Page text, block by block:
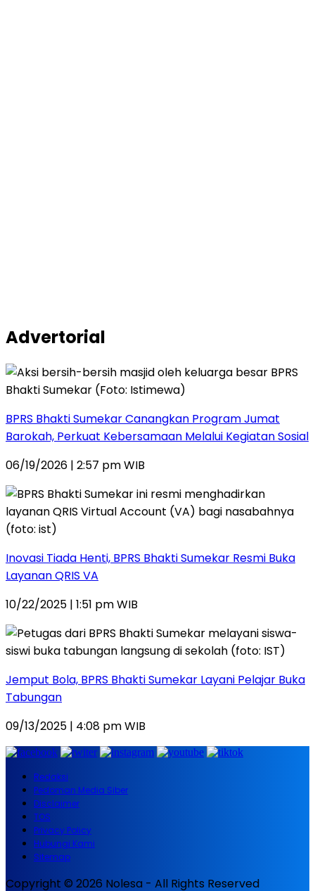
Advertorial
BPRS Bhakti Sumekar Canangkan Program Jumat
Barokah, Perkuat Kebersamaan Melalui Kegiatan Sosial
06/19/2026 | 2:57 pm WIB
Inovasi Tiada Henti, BPRS Bhakti Sumekar Resmi Buka
Layanan QRIS VA
10/22/2025 | 1:51 pm WIB
Jemput Bola, BPRS Bhakti Sumekar Layani Pelajar Buka
Tabungan
09/13/2025 | 4:08 pm WIB
Redaksi
Pedoman Media Siber
Disclaimer
TOS
Privacy Policy
Hubungi Kami
Sitemap
Copyright © 2026 Nolesa - All Rights Reserved